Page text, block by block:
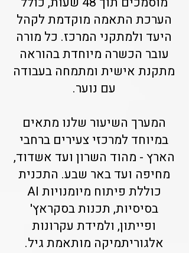
הערכת התאמה מוקדמת לקהל
היעד ולמתקני המרכז. כל מורה
עובר הכשרה מיוחדת בהוראה
מתקנת אישית ומתמחה בעבודה
עם נוער.
המערך השיעור שלנו מתאים
במיוחד למרכזי צעירים ברחבי
הארץ - מהוד השרון ועד אשדוד,
מחיפה ועד באר שבע. התכנית
כוללת פיתוח מיומנויות AI
בסיסיות, תכנות בסקראץ'
ופייתון, ולמידת עקרונות
אלגוריתמיקה מותאמת גיל.